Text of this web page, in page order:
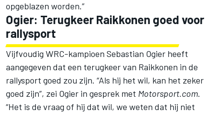
opgeblazen worden.”
Ogier: Terugkeer Raikkonen goed voor
rallysport
Vijfvoudig WRC-kampioen Sebastian Ogier heeft
aangegeven dat een terugkeer van Raikkonen in de
rallysport goed zou zijn. “Als hij het wil, kan het zeker
goed zijn”, zei Ogier in gesprek met Motorsport.com.
“Het is de vraag of hij dat wil, we weten dat hij niet